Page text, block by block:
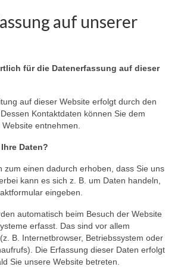
auf unserer
für die Datenerfassung auf dieser
auf dieser Website erfolgt durch den
Kontaktdaten können Sie dem
entnehmen.
Daten?
zum einen dadurch erhoben, dass Sie uns
kann es sich z. B. um Daten handeln,
eingeben.
automatisch beim Besuch der Website
erfasst. Das sind vor allem
B. Internetbrowser, Betriebssystem oder
Die Erfassung dieser Daten erfolgt
Sie unsere Website betreten.